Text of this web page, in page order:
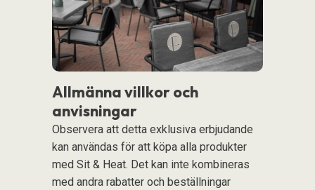
Allmänna villkor och
anvisningar
Observera att detta exklusiva erbjudande
kan användas för att köpa alla produkter
med Sit & Heat. Det kan inte kombineras
med andra rabatter och beställningar